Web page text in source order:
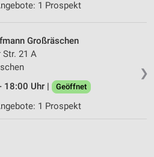
1 Prospekt
❯
Großräschen
Str. 21 A
18:00 Uhr |
Geöffnet
1 Prospekt